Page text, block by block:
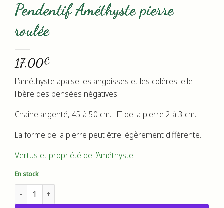
Pendentif Améthyste pierre
roulée
17,00€
L’améthyste apaise les angoisses et les colères. elle
libère des pensées négatives.
Chaine argenté, 45 à 50 cm. HT de la pierre 2 à 3 cm.
La forme de la pierre peut être légèrement différente.
Vertus et propriété de l’Améthyste
En stock
quantité de Pendentif Améthyste pierre roulée